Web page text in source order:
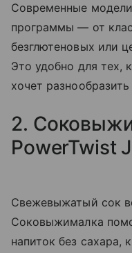
Современные
программы — от
безглютеновых или
Это удобно для тех,
хочет
2.
PowerTwist
Свежевыжатый сок
Соковыжималка
напиток без сахара,